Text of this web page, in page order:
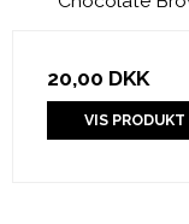
20,00 DKK
VIS PRODUKT